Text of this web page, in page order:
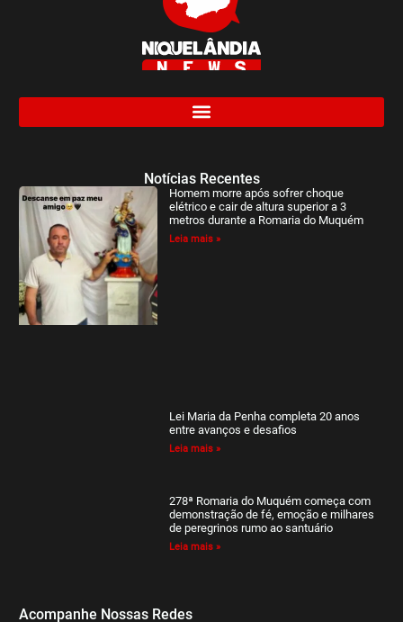
Notícias Recentes
Homem morre após sofrer choque
elétrico e cair de altura superior a 3
metros durante a Romaria do Muquém
Leia mais »
Lei Maria da Penha completa 20 anos
entre avanços e desafios
Leia mais »
278ª Romaria do Muquém começa com
demonstração de fé, emoção e milhares
de peregrinos rumo ao santuário
Leia mais »
Acompanhe Nossas Redes